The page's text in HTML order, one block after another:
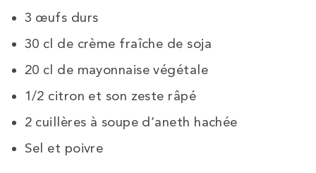
3 œufs durs
30 cl de crème fraîche de soja
20 cl de mayonnaise végétale
1/2 citron et son zeste râpé
2 cuillères à soupe d’aneth hachée
Sel et poivre